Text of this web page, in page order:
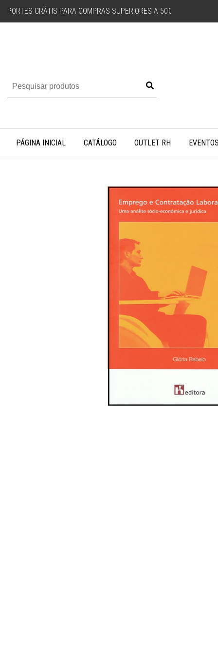
PORTES GRÁTIS PARA COMPRAS SUPERIORES A 50€
PÁGINA INICIAL CATÁLOGO OUTLET RH